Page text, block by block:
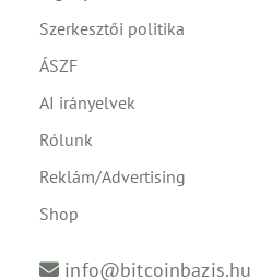
Szerkesztői politika
ÁSZF
AI irányelvek
Rólunk
Reklám/Advertising
Shop
info@bitcoinbazis.hu